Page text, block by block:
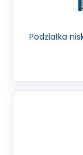
Podziałka